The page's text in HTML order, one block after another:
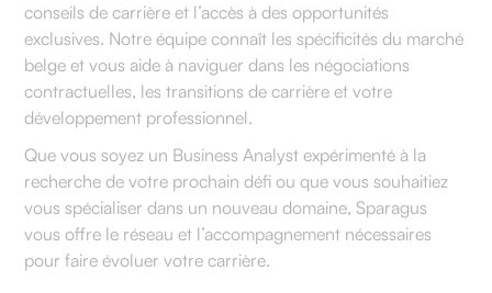
conseils de carrière et l’accès à des opportunités
exclusives. Notre équipe connaît les spécificités du marché
belge et vous aide à naviguer dans les négociations
contractuelles, les transitions de carrière et votre
développement professionnel.
Que vous soyez un Business Analyst expérimenté à la
recherche de votre prochain défi ou que vous souhaitiez
vous spécialiser dans un nouveau domaine, Sparagus
vous offre le réseau et l’accompagnement nécessaires
pour faire évoluer votre carrière.